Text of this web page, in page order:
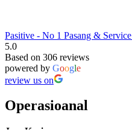
Pasitive - No 1 Pasang &
5.0
Based on 306 reviews
powered by Google
review us on
Operasioanal
Jam Kerja